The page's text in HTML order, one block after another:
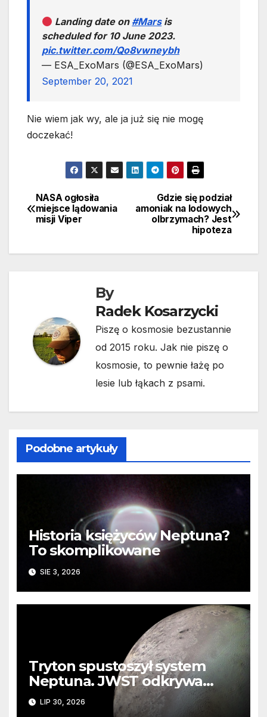
Landing date on #Marsis
scheduled for 10 June 2023.
pic.twitter.com/Qo8vwneybh
— ESA_ExoMars (@ESA_ExoMars)
September 20, 2021
Nie wiem jak wy, ale ja już się nie mogę
doczekać!
Nawigacja
wpisu
Gdzie się podział
amoniak na lodowych
olbrzymach? Jest
hipoteza
NASA ogłosiła
miejsce lądowania
misji Viper
By
Radek Kosarzycki
Piszę o kosmosie bezustannie
od 2015 roku. Jak nie piszę o
kosmosie, to pewnie łażę po
lesie lub łąkach z psami.
Podobne artykuły
Historia księżyców Neptuna?
To skomplikowane
SIE 3, 2026
Tryton spustoszył system
Neptuna. JWST odkrywa
ślady kosmicznej katastrofy i
zaginionego lodu
LIP 30, 2026